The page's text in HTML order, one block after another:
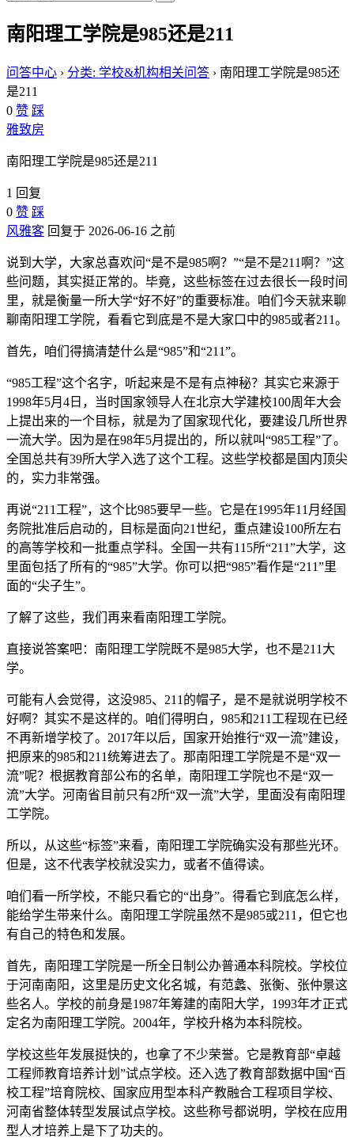
南阳理工学院是985还是211
问答中心 › 分类: 学校&机构相关问答 › 南阳理工学院是985还
是211
0 赞 踩
雅致房
南阳理工学院是985还是211
1 回复
0 赞 踩
风雅客 回复于 2026-06-16 之前
说到大学，大家总喜欢问“是不是985啊？”“是不是211啊？”这
些问题，其实挺正常的。毕竟，这些标签在过去很长一段时间
里，就是衡量一所大学“好不好”的重要标准。咱们今天就来聊
聊南阳理工学院，看看它到底是不是大家口中的985或者211。
首先，咱们得搞清楚什么是“985”和“211”。
“985工程”这个名字，听起来是不是有点神秘？其实它来源于
1998年5月4日，当时国家领导人在北京大学建校100周年大会
上提出来的一个目标，就是为了国家现代化，要建设几所世界
一流大学。因为是在98年5月提出的，所以就叫“985工程”了。
全国总共有39所大学入选了这个工程。这些学校都是国内顶尖
的，实力非常强。
再说“211工程”，这个比985要早一些。它是在1995年11月经国
务院批准后启动的，目标是面向21世纪，重点建设100所左右
的高等学校和一批重点学科。全国一共有115所“211”大学，这
里面包括了所有的“985”大学。你可以把“985”看作是“211”里
面的“尖子生”。
了解了这些，我们再来看南阳理工学院。
直接说答案吧：南阳理工学院既不是985大学，也不是211大
学。
可能有人会觉得，这没985、211的帽子，是不是就说明学校不
好啊？其实不是这样的。咱们得明白，985和211工程现在已经
不再新增学校了。2017年以后，国家开始推行“双一流”建设，
把原来的985和211统筹进去了。那南阳理工学院是不是“双一
流”呢？根据教育部公布的名单，南阳理工学院也不是“双一
流”大学。河南省目前只有2所“双一流”大学，里面没有南阳理
工学院。
所以，从这些“标签”来看，南阳理工学院确实没有那些光环。
但是，这不代表学校就没实力，或者不值得读。
咱们看一所学校，不能只看它的“出身”。得看它到底怎么样，
能给学生带来什么。南阳理工学院虽然不是985或211，但它也
有自己的特色和发展。
首先，南阳理工学院是一所全日制公办普通本科院校。学校位
于河南南阳，这里是历史文化名城，有范蠡、张衡、张仲景这
些名人。学校的前身是1987年筹建的南阳大学，1993年才正式
定名为南阳理工学院。2004年，学校升格为本科院校。
学校这些年发展挺快的，也拿了不少荣誉。它是教育部“卓越
工程师教育培养计划”试点学校。还入选了教育部数据中国“百
校工程”培育院校、国家应用型本科产教融合工程项目学校、
河南省整体转型发展试点学校。这些称号都说明，学校在应用
型人才培养上是下了功夫的。